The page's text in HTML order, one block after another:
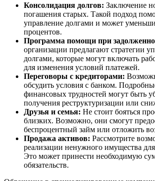
Консолидация долгов: Заключение
погашения старых. Такой подход
управление долгами и может
процентов.
Программа помощи при
организации предлагают стратегии
долгами, которые могут включать
для изменения условий платежей.
Переговоры с кредиторами:
обсудить условия с банком.
финансовых трудностей могут быть
получения реструктуризации или
Друзья и семья: Не стоит бояться
близких. Возможно, они смогут
беспроцентный займ или отложить
Продажа активов: Рассмотрите
реализации ненужного имущества
Это может принести необходимую
обязательств.